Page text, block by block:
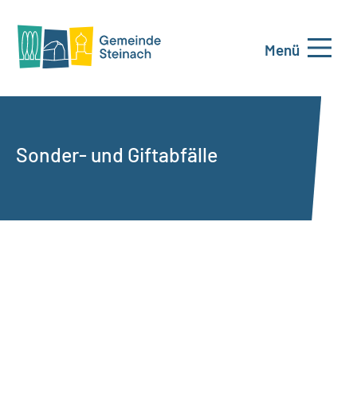
Menü
Sonder- und Giftabfälle